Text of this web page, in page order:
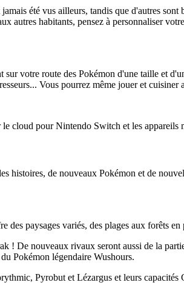
été vus ailleurs, tandis que d'autres sont
habitants, pensez à personnaliser
votre route des Pokémon d'une taille et
Vous pourrez même jouer et
cloud pour Nintendo Switch et les appareils
de nouveaux Pokémon et de
paysages variés, des plages aux forêts en
! De nouveaux rivaux seront aussi de la
Pokémon légendaire Wushours.
Pyrobut et Lézargus et leurs capacités